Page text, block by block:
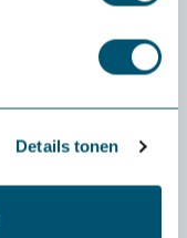
Details tonen
: